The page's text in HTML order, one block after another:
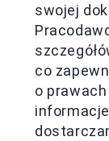
swojej
co
o prawach